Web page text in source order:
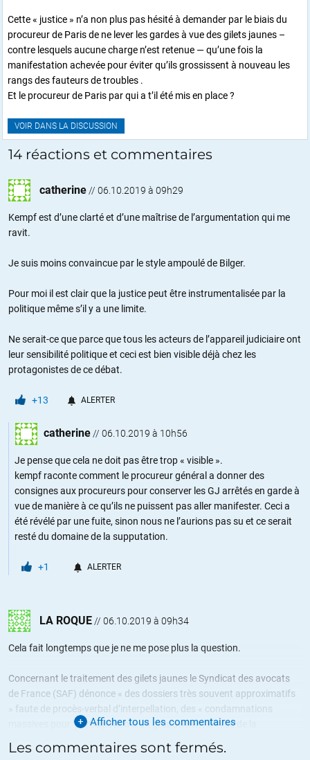
Cette « justice » n’a non plus pas hésité à demander par le biais du
procureur de Paris de ne lever les gardes à vue des gilets jaunes –
contre lesquels aucune charge n’est retenue — qu’une fois la
manifestation achevée pour éviter qu’ils grossissent à nouveau les
rangs des fauteurs de troubles .
Et le procureur de Paris par qui a t’il été mis en place ?
VOIR DANS LA DISCUSSION
14 réactions et commentaires
catherine // 06.10.2019 à 09h29
Kempf est d’une clarté et d’une maîtrise de l’argumentation qui me
ravit.
Je suis moins convaincue par le style ampoulé de Bilger.
Pour moi il est clair que la justice peut être instrumentalisée par la
politique même s’il y a une limite.
Ne serait-ce que parce que tous les acteurs de l’appareil judiciaire ont
leur sensibilité politique et ceci est bien visible déjà chez les
protagonistes de ce débat.
+13 ALERTER
catherine // 06.10.2019 à 10h56
Je pense que cela ne doit pas être trop « visible ».
kempf raconte comment le procureur général a donner des
consignes aux procureurs pour conserver les GJ arrêtés en garde à
vue de manière à ce qu’ils ne puissent pas aller manifester. Ceci a
été révélé par une fuite, sinon nous ne l’aurions pas su et ce serait
resté du domaine de la supputation.
+1 ALERTER
LA ROQUE // 06.10.2019 à 09h34
Cela fait longtemps que je ne me pose plus la question.
Concernant le traitement des gilets jaunes le Syndicat des avocats
de France (SAF) dénonce « des dossiers très souvent approximatifs
» faute de procès-verbal d’interpellation, des « condamnations
massives pour ’participation à un groupement en vue de la
permettant de condamner des individus pour leur simple
Afficher tous les commentaires
Les commentaires sont fermés.